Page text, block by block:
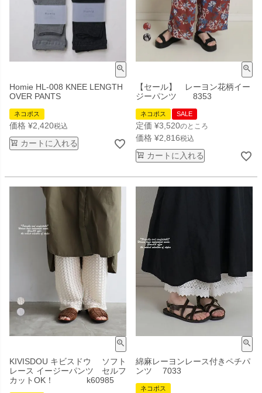
Homie HL-008 KNEE LENGTH
OVER PANTS
ネコポス
価格 ¥2,420税込
カートに入れる
【セール】 レーヨン花柄イー
ジーパンツ 8353
ネコポス SALE
定価 ¥3,520のところ
価格 ¥2,816税込
カートに入れる
KIVISDOU キビスドウ ソフト
レース イージーパンツ セルフ
カットOK！ k60985
綿麻レーヨンレース付きペチパ
ンツ 7033
ネコポス